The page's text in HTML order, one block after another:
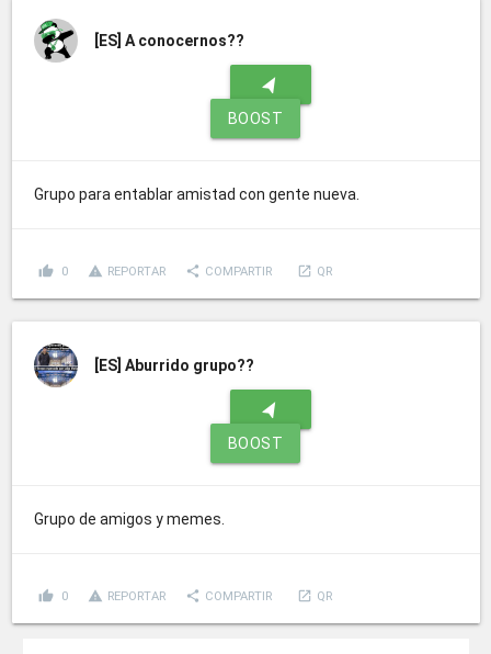
[ES] A conocernos??
navigation
BOOST
Grupo para entablar amistad con gente nueva.
thumb_up 0 report_problem REPORTAR share COMPARTIR launch QR
[ES] Aburrido grupo??
navigation
BOOST
Grupo de amigos y memes.
thumb_up 0 report_problem REPORTAR share COMPARTIR launch QR